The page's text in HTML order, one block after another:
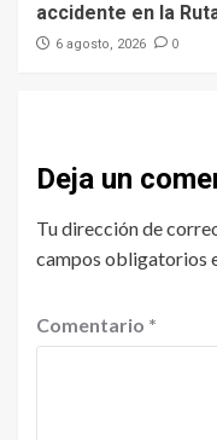
accidente en la
6 agosto, 2026 0
Deja un
Tu dirección de
campos obligatorios
Comentario *